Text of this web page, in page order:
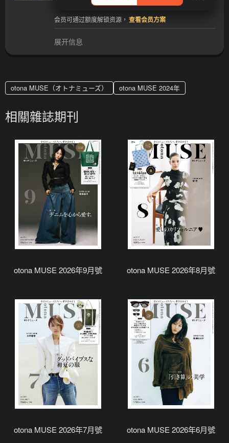
会员可通过额度解锁资源， 查看会员方案
展开信息
otona MUSE（オトナミューズ） otona MUSE 2024年
相關雜誌期刊
otona MUSE 2026年9月號 otona MUSE 2026年8月號
otona MUSE 2026年7月號 otona MUSE 2026年6月號